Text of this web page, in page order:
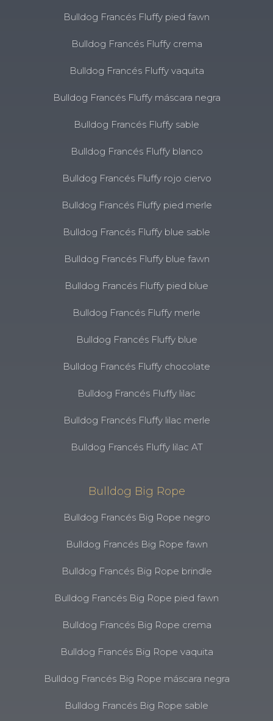
Bulldog Francés Fluffy pied fawn
Bulldog Francés Fluffy crema
Bulldog Francés Fluffy vaquita
Bulldog Francés Fluffy máscara negra
Bulldog Francés Fluffy sable
Bulldog Francés Fluffy blanco
Bulldog Francés Fluffy rojo ciervo
Bulldog Francés Fluffy pied merle
Bulldog Francés Fluffy blue sable
Bulldog Francés Fluffy blue fawn
Bulldog Francés Fluffy pied blue
Bulldog Francés Fluffy merle
Bulldog Francés Fluffy blue
Bulldog Francés Fluffy chocolate
Bulldog Francés Fluffy lilac
Bulldog Francés Fluffy lilac merle
Bulldog Francés Fluffy lilac AT
Bulldog Big Rope
Bulldog Francés Big Rope negro
Bulldog Francés Big Rope fawn
Bulldog Francés Big Rope brindle
Bulldog Francés Big Rope pied fawn
Bulldog Francés Big Rope crema
Bulldog Francés Big Rope vaquita
Bulldog Francés Big Rope máscara negra
Bulldog Francés Big Rope sable